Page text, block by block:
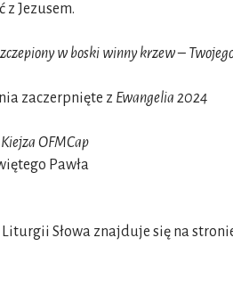
z Jezusem.
w boski winny krzew –
zaczerpnięte z Ewangelia 2024
OFMCap
Pawła
Liturgii Słowa znajduje się na